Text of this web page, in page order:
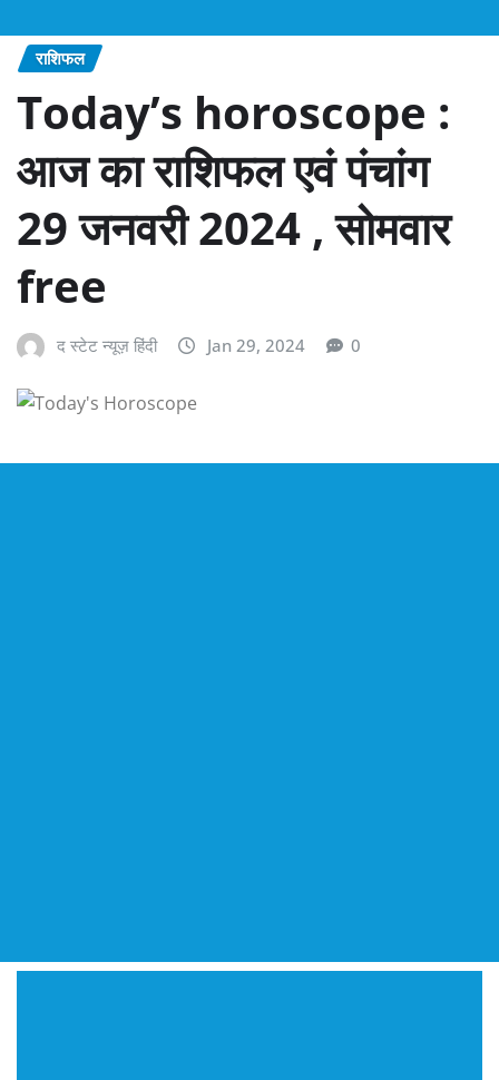
राशिफल
Today’s horoscope :
आज का राशिफल एवं पंचांग
29 जनवरी 2024 , सोमवार
free
द स्टेट न्यूज़ हिंदी Jan 29, 2024 0